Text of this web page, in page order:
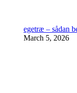
egetræ – sådan
March 5, 2026